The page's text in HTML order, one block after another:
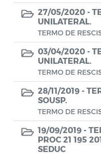
Conselho
Conselho
Conselho
Conselho
Sustentável
Araruama –
Conselho
27/05/2020 -
UNILATERAL.
TERMO DE
03/04/2020 -
UNILATERAL.
TERMO DE
28/11/2019 -
SOUSP.
TERMO DE
19/09/2019 -
PROC 21 195
SEDUC